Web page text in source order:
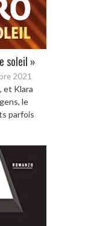
soleil »
2021
et Klara
le
parfois